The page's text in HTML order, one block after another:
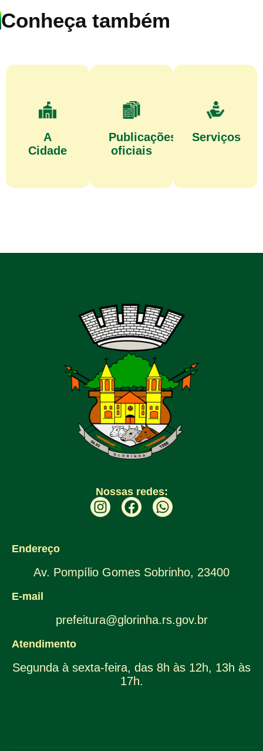
Conheça também
A
Cidade
Publicações
oficiais
Serviços
Nossas redes:
Endereço
Av. Pompílio Gomes Sobrinho, 23400
E-mail
prefeitura@glorinha.rs.gov.br
Atendimento
Segunda à sexta-feira, das 8h às 12h, 13h às
17h.